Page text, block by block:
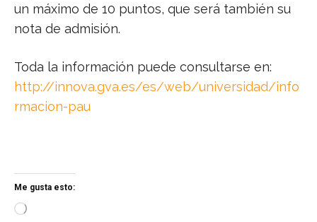
un máximo de 10 puntos, que será también su
nota de admisión.
Toda la información puede consultarse en:
http://innova.gva.es/es/web/universidad/info
rmacion-pau
Me gusta esto:
C